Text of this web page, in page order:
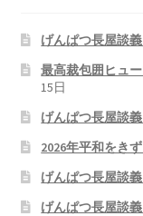
問合せ・メルマガ
げんぱつ長屋談
最高裁包囲ヒュ
15日
げんぱつ長屋談義
2026年平和をき
げんぱつ長屋談
げんぱつ長屋談